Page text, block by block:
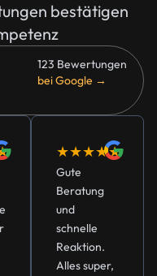
bestätigen
123 Bewertungen
bei Google →
★★★★★
Gute
Beratung
und
schnelle
Reaktion.
Alles super,